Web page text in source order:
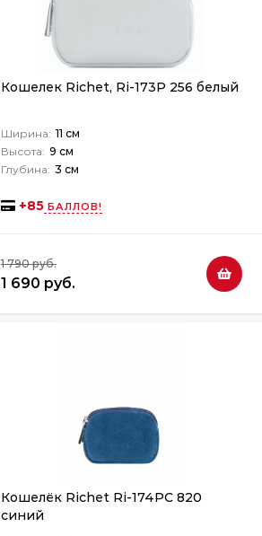
Кошелек Richet, Ri-173P 256 белый
Ширина: 11 см
Высота: 9 см
Глубина: 3 см
+85 БАЛЛОВ!
1 790 руб.
1 690 руб.
Кошелёк Richet Ri-174PС 820
синий